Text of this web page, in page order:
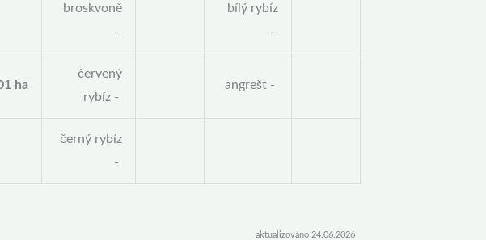
broskvoně
-
bílý rybíz
-
ha
červený
rybíz -
angrešt -
černý rybíz
-
aktualizováno 24.06.2026